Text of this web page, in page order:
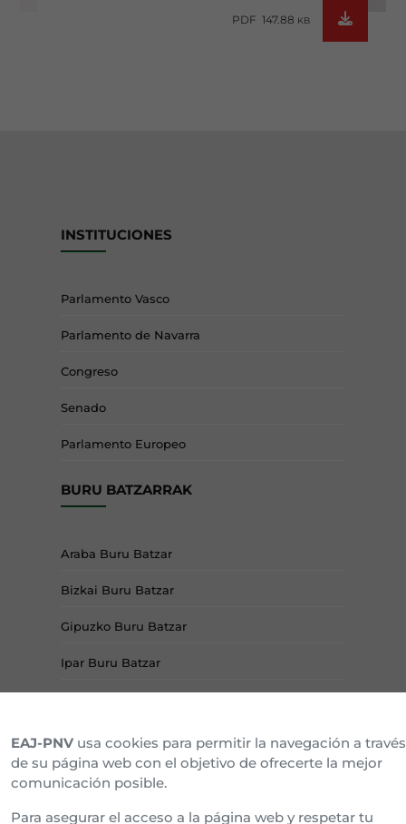
PDF 147.88 KB
INSTITUCIONES
Parlamento Vasco
Parlamento de Navarra
Congreso
Senado
Parlamento Europeo
BURU BATZARRAK
Araba Buru Batzar
Bizkai Buru Batzar
Gipuzko Buru Batzar
Ipar Buru Batzar
EAJ-PNV usa cookies para permitir la navegación a través
de su página web con el objetivo de ofrecerte la mejor
comunicación posible.
Para asegurar el acceso a la página web y respetar tu